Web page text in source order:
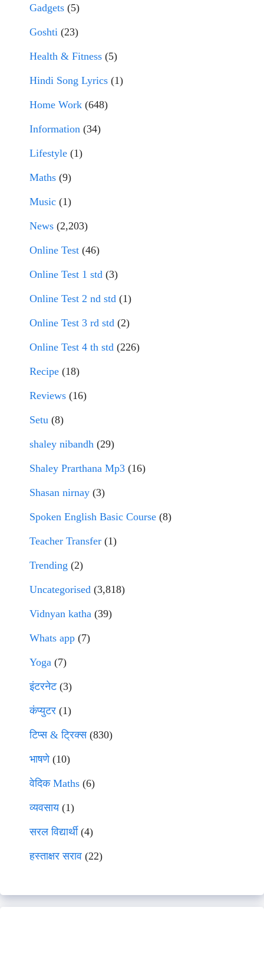
Gadgets (5)
Goshti (23)
Health & Fitness (5)
Hindi Song Lyrics (1)
Home Work (648)
Information (34)
Lifestyle (1)
Maths (9)
Music (1)
News (2,203)
Online Test (46)
Online Test 1 std (3)
Online Test 2 nd std (1)
Online Test 3 rd std (2)
Online Test 4 th std (226)
Recipe (18)
Reviews (16)
Setu (8)
shaley nibandh (29)
Shaley Prarthana Mp3 (16)
Shasan nirnay (3)
Spoken English Basic Course (8)
Teacher Transfer (1)
Trending (2)
Uncategorised (3,818)
Vidnyan katha (39)
Whats app (7)
Yoga (7)
इंटरनेट(3)
कंप्युटर (1)
टिप्स & ट्रिक्स(830)
भाषणे(10)
वेदिक Maths (6)
व्यवसाय(1)
सरल विद्यार्थी(4)
हस्ताक्षर सराव (22)